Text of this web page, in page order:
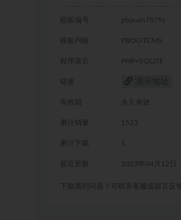
模板编号 pbyuan7879z
模板内核 PBOOTCMS
程序语言 PHP+SQLITE
链接
有效期 永久有效
累计销量 1523
累计下载 1
最近更新 2023年04月12日
下载遇到问题？可联系客服或留言反馈